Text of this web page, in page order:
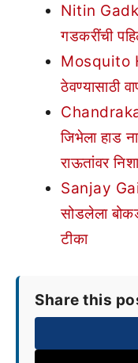
Nitin
गडकरींची
Mosquito
ठेवण्यासाठी
जिभेला हाड
राऊतांवर
Sanjay
सोडलेला
टीका
Share this